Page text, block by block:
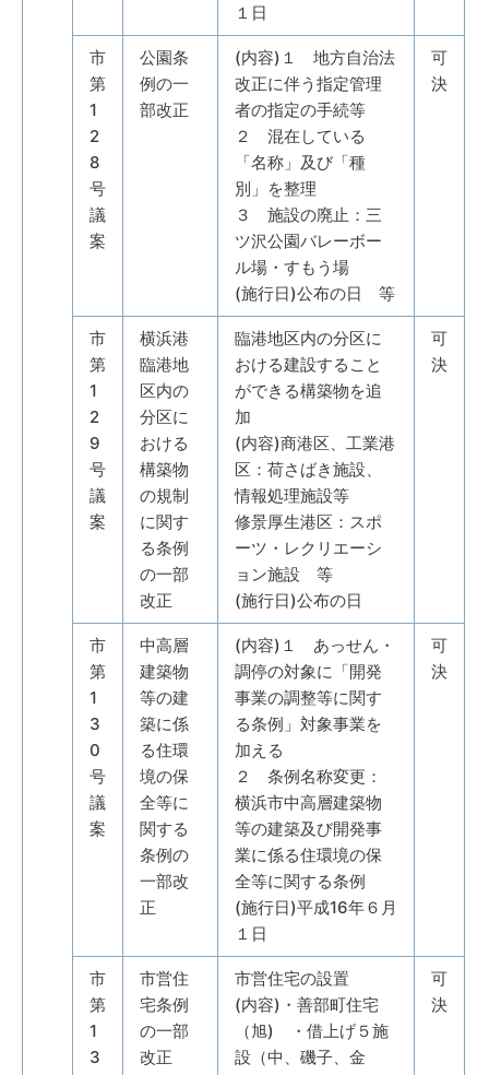
１日
市
第
1
2
8
号
議
案
公園条
例の一
部改正
(内容)１ 地方自治法
改正に伴う指定管理
者の指定の手続等
２ 混在している
「名称」及び「種
別」を整理
３ 施設の廃止：三
ツ沢公園バレーボー
ル場・すもう場
(施行日)公布の日 等
可
決
市
第
1
2
9
号
議
案
横浜港
臨港地
区内の
分区に
おける
構築物
の規制
に関す
る条例
の一部
改正
臨港地区内の分区に
おける建設すること
ができる構築物を追
加
(内容)商港区、工業港
区：荷さばき施設、
情報処理施設等
修景厚生港区：スポ
ーツ・レクリエーシ
ョン施設 等
(施行日)公布の日
可
決
市
第
1
3
0
号
議
案
中高層
建築物
等の建
築に係
る住環
境の保
全等に
関する
条例の
一部改
正
(内容)１ あっせん・
調停の対象に「開発
事業の調整等に関す
る条例」対象事業を
加える
２ 条例名称変更：
横浜市中高層建築物
等の建築及び開発事
業に係る住環境の保
全等に関する条例
(施行日)平成16年６月
１日
可
決
市
第
1
3
市営住
宅条例
の一部
改正
市営住宅の設置
(内容)・善部町住宅
（旭) ・借上げ５施
設（中、磯子、金
可
決